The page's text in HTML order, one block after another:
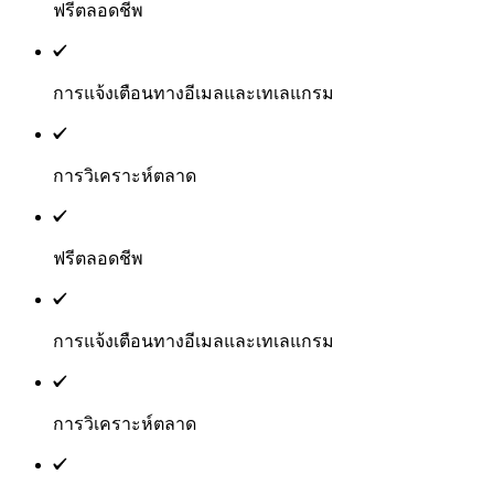
ฟรีตลอดชีพ
การแจ้งเตือนทางอีเมลและเทเลแกรม
การวิเคราะห์ตลาด
ฟรีตลอดชีพ
การแจ้งเตือนทางอีเมลและเทเลแกรม
การวิเคราะห์ตลาด